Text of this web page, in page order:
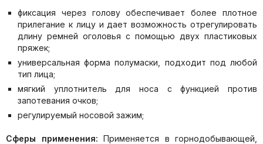
фиксация через голову обеспечивает более плотное
прилегание к лицу и дает возможность отрегулировать
длину ремней оголовья с помощью двух пластиковых
пряжек;
универсальная форма полумаски, подходит под любой
тип лица;
мягкий уплотнитель для носа с функцией против
запотевания очков;
регулируемый носовой зажим;
Сферы применения: Применяется в горнодобывающей,